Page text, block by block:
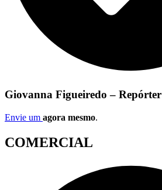
Giovanna Figueiredo – Repórter
Envie um agora mesmo.
COMERCIAL